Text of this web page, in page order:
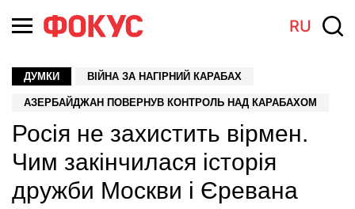
RU
ДУМКИ ВІЙНА ЗА НАГІРНИЙ КАРАБАХ
АЗЕРБАЙДЖАН ПОВЕРНУВ КОНТРОЛЬ НАД КАРАБАХОМ
Росія не захистить вірмен.
Чим закінчилася історія
дружби Москви і Єревана